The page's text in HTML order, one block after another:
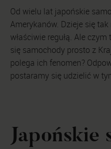
Od wielu lat japońskie
Amerykanów. Dzieje się
właściwie regułą. Ale
się samochody prosto z
polega ich fenomen?
postaramy się udzielić w
Japońskie